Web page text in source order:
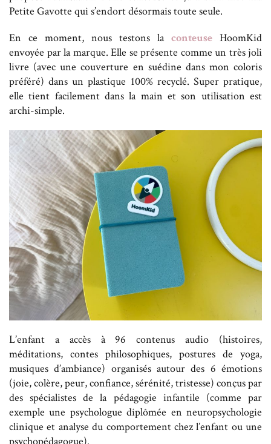
Petite Gavotte qui s’endort désormais toute seule.
En ce moment, nous testons la conteuse HoomKid
envoyée par la marque. Elle se présente comme un très joli
livre (avec une couverture en suédine dans mon coloris
préféré) dans un plastique 100% recyclé. Super pratique,
elle tient facilement dans la main et son utilisation est
archi-simple.
L’enfant a accès à 96 contenus audio (histoires,
méditations, contes philosophiques, postures de yoga,
musiques d’ambiance) organisés autour des 6 émotions
(joie, colère, peur, confiance, sérénité, tristesse) conçus par
des spécialistes de la pédagogie infantile (comme par
exemple une psychologue diplômée en neuropsychologie
clinique et analyse du comportement chez l’enfant ou une